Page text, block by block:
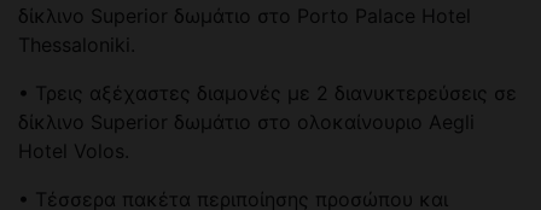
δίκλινο Superior δωμάτιο στο Porto Palace Hotel
Thessaloniki.
• Τρεις αξέχαστες διαμονές με 2 διανυκτερεύσεις σε
δίκλινο Superior δωμάτιο στο ολοκαίνουριο Aegli
Hotel Volos.
• Τέσσερα πακέτα περιποίησης προσώπου και